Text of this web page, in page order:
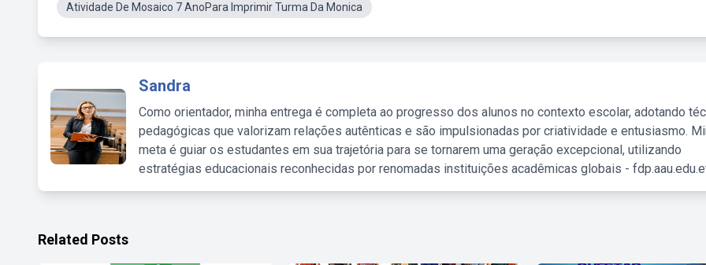
Atividade De Mosaico 7 AnoPara Imprimir Turma Da Monica
Sandra
Como orientador, minha entrega é completa ao progresso dos alunos no contexto escolar, adotando
pedagógicas que valorizam relações autênticas e são impulsionadas por criatividade e entusiasmo.
meta é guiar os estudantes em sua trajetória para se tornarem uma geração excepcional, utilizando
estratégias educacionais reconhecidas por renomadas instituições acadêmicas globais -
Related Posts